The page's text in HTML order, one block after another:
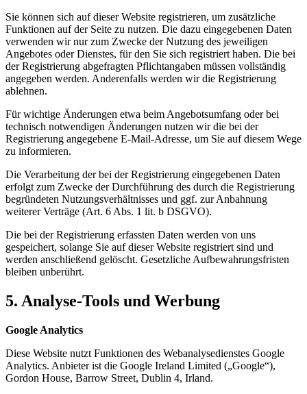
Sie können sich auf dieser Website registrieren, um zusätzliche
Funktionen auf der Seite zu nutzen. Die dazu eingegebenen Daten
verwenden wir nur zum Zwecke der Nutzung des jeweiligen
Angebotes oder Dienstes, für den Sie sich registriert haben. Die bei
der Registrierung abgefragten Pflichtangaben müssen vollständig
angegeben werden. Anderenfalls werden wir die Registrierung
ablehnen.
Für wichtige Änderungen etwa beim Angebotsumfang oder bei
technisch notwendigen Änderungen nutzen wir die bei der
Registrierung angegebene E-Mail-Adresse, um Sie auf diesem Wege
zu informieren.
Die Verarbeitung der bei der Registrierung eingegebenen Daten
erfolgt zum Zwecke der Durchführung des durch die Registrierung
begründeten Nutzungsverhältnisses und ggf. zur Anbahnung
weiterer Verträge (Art. 6 Abs. 1 lit. b DSGVO).
Die bei der Registrierung erfassten Daten werden von uns
gespeichert, solange Sie auf dieser Website registriert sind und
werden anschließend gelöscht. Gesetzliche Aufbewahrungsfristen
bleiben unberührt.
5. Analyse-Tools und Werbung
Google Analytics
Diese Website nutzt Funktionen des Webanalysedienstes Google
Analytics. Anbieter ist die Google Ireland Limited („Google“),
Gordon House, Barrow Street, Dublin 4, Irland.